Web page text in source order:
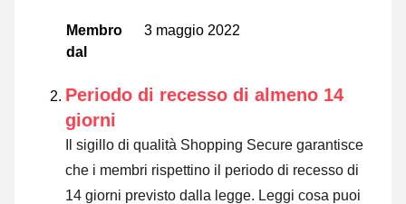
Membro
dal
3 maggio 2022
Periodo di recesso di almeno 14
giorni
Il sigillo di qualità Shopping Secure garantisce
che i membri rispettino il periodo di recesso di
14 giorni previsto dalla legge. Leggi cosa puoi